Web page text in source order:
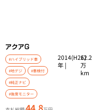
アクアG
#ハイブリッド車
#地デジ #車検付
#純正ナビ
#後席モニター
2014(H26)
年 |
12.2
万
km
44.8